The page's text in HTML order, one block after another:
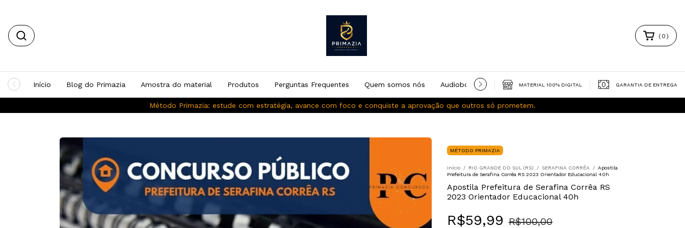
Método Primazia: estude com estratégia, avance com foco e conquiste a aprovação que outros só prometem.
( 0 )
Início Blog do Primazia Amostra do material Produtos Perguntas Frequentes Quem somos nós Audiobooks gratuitos Política de Privacidade Trocas e
MATERIAL 100% DIGITAL GARANTIA DE ENTREGA
MÉTODO PRIMAZIA
Início / RIO GRANDE DO SUL (RS) / SERAFINA CORRÊA / Apostila
Prefeitura de Serafina Corrêa RS 2023 Orientador Educacional 40h
Apostila Prefeitura de Serafina Corrêa RS
2023 Orientador Educacional 40h
R$59,99 R$100,00